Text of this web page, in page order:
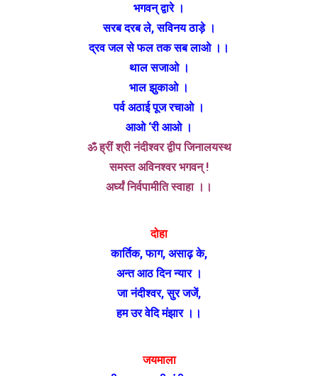
भगवन् द्वारे ।
सरब दरब ले, सविनय ठाड़े ।
द्रव जल से फल तक सब लाओ ।।
थाल सजाओ ।
भाल झुकाओ ।
पर्व अठाई पूज रचाओ ।
आओ ‘री आओ ।
ॐ ह्रीं श्री नंदीश्वर द्वीप जिनालयस्थ
समस्त अविनश्वर भगवन् !
अर्घ्यं निर्वपामीति स्वाहा ।।
दोहा
कार्तिक, फाग, असाढ़ के,
अन्त आठ दिन न्यार ।
जा नंदीश्वर, सुर जजें,
हम उर वेदि मंझार ।।
जयमाला